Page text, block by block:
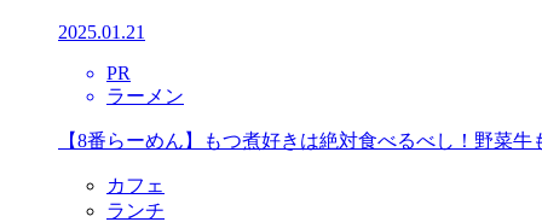
2025.01.21
PR
ラーメン
【8番らーめん】もつ煮好きは絶対食べるべし！野菜
カフェ
ランチ